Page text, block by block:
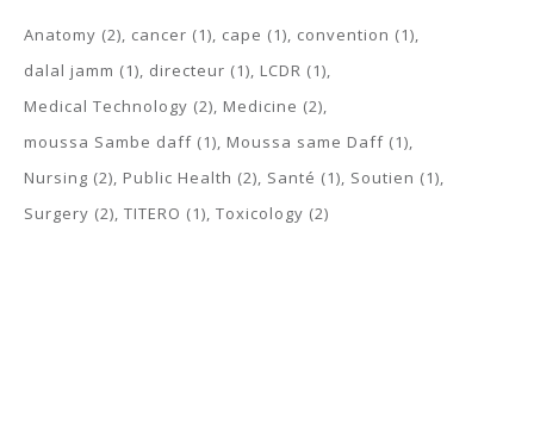
Anatomy (2) cancer (1) cape (1) convention (1)
dalal jamm (1) directeur (1) LCDR (1)
Medical Technology (2) Medicine (2)
moussa Sambe daff (1) Moussa same Daff (1)
Nursing (2) Public Health (2) Santé (1) Soutien (1)
Surgery (2) TITERO (1) Toxicology (2)